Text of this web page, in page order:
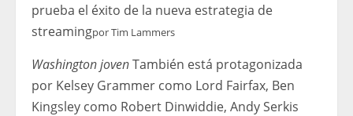
prueba el éxito de la nueva estrategia de
streamingporTim Lammers
Washington jovenTambién está protagonizada
por Kelsey Grammer como Lord Fairfax, Ben
Kingsley como Robert Dinwiddie, Andy Serkis